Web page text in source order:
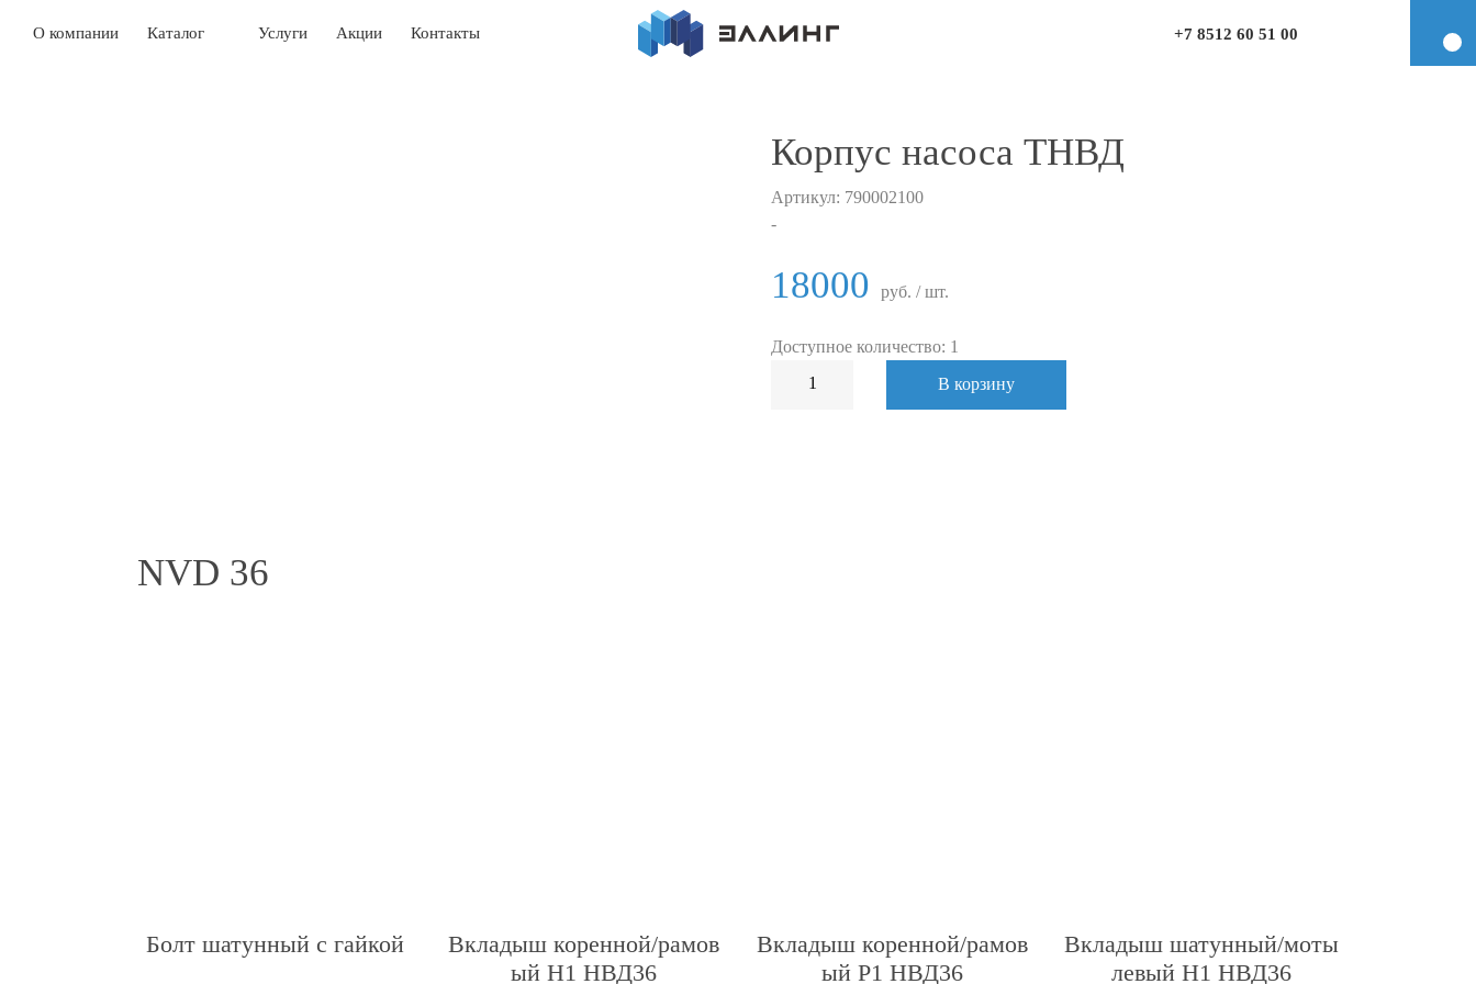
О компании Каталог Услуги Акции Контакты +7 8512 60 51 00
Корпус насоса ТНВД
Артикул: 790002100
-
18000 руб. / шт.
Доступное количество: 1
В корзину
NVD 36
Болт шатунный с гайкой
Вкладыш коренной/рамов
ый Н1 НВД36
Вкладыш коренной/рамов
ый Р1 НВД36
Вкладыш шатунный/моты
левый Н1 НВД36